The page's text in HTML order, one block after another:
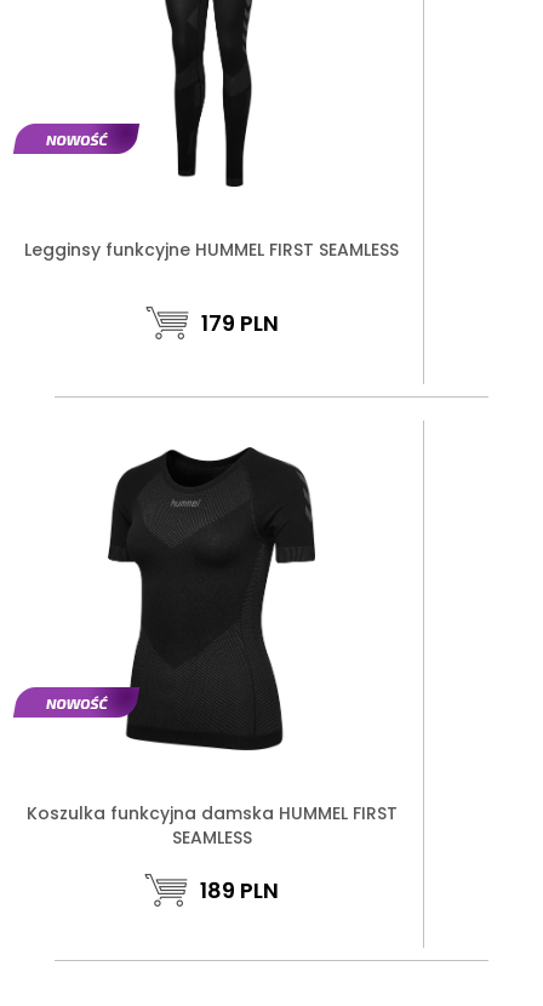
Legginsy funkcyjne HUMMEL FIRST SEAMLESS
179 PLN
Koszulka funkcyjna damska HUMMEL FIRST
SEAMLESS
189 PLN